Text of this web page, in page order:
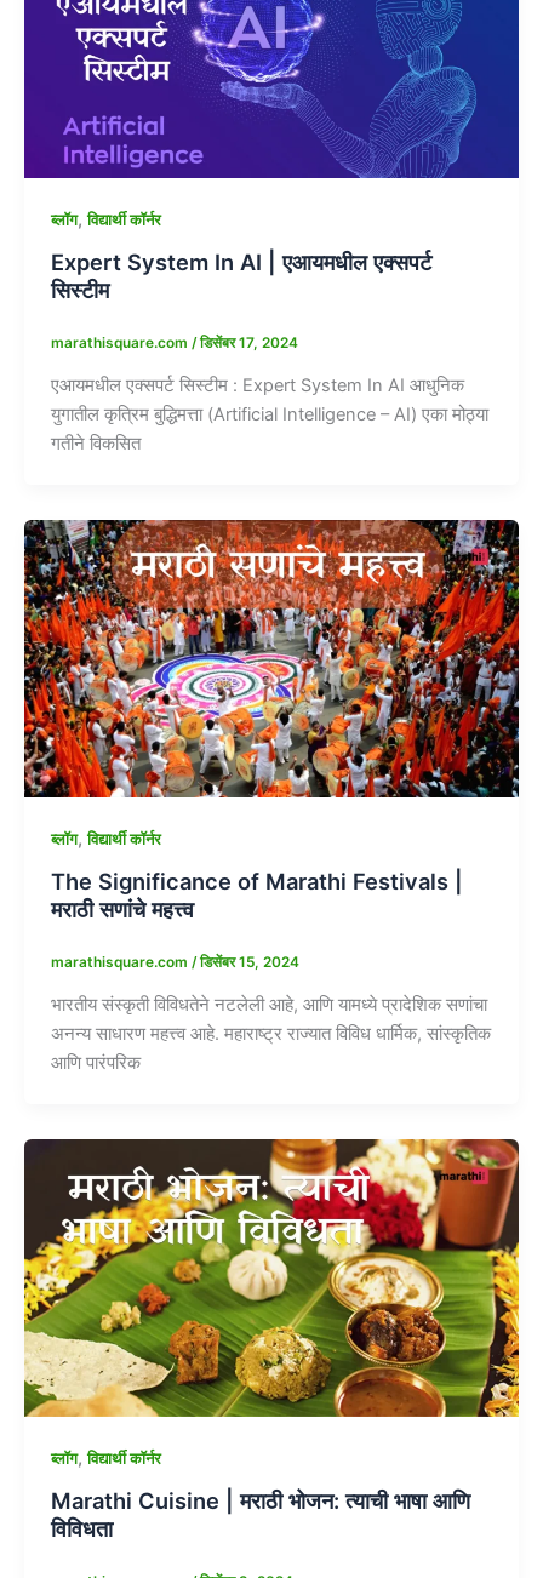
ब्लॉग,विद्यार्थी कॉर्नर
Expert System In AI | एआयमधील एक्सपर्ट
सिस्टीम
marathisquare.com /डिसेंबर 17, 2024
एआयमधील एक्सपर्ट सिस्टीम : Expert System In AI आधुनिक
युगातील कृत्रिम बुद्धिमत्ता (Artificial Intelligence – AI) एका मोठ्या
गतीने विकसित
ब्लॉग,विद्यार्थी कॉर्नर
The Significance of Marathi Festivals |
मराठी सणांचे महत्त्व
marathisquare.com /डिसेंबर 15, 2024
भारतीय संस्कृती विविधतेने नटलेली आहे, आणि यामध्ये प्रादेशिक सणांचा
अनन्य साधारण महत्त्व आहे. महाराष्ट्र राज्यात विविध धार्मिक, सांस्कृतिक
आणि पारंपरिक
ब्लॉग,विद्यार्थी कॉर्नर
Marathi Cuisine | मराठी भोजन: त्याची भाषा आणि
विविधता